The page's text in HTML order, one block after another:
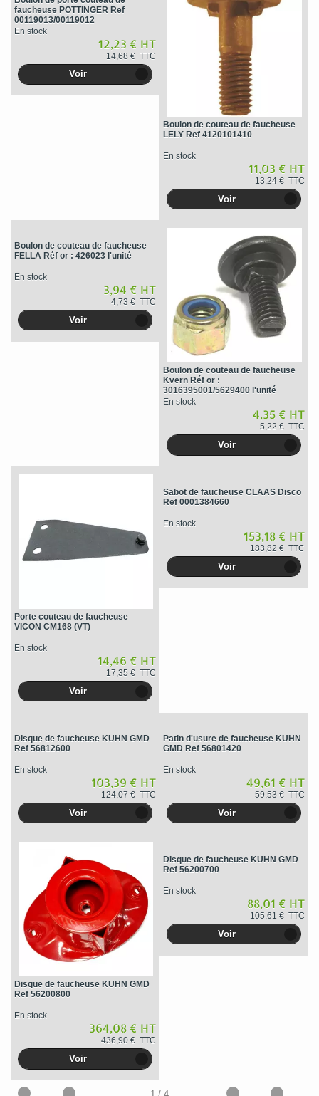
faucheuse POTTINGER Ref
00119013/00119012
En stock
12,23 € HT
14,68 € TTC
Voir
Boulon de couteau de faucheuse
LELY Ref 4120101410
En stock
11,03 € HT
13,24 € TTC
Voir
Boulon de couteau de faucheuse
FELLA Réf or : 426023 l'unité
En stock
3,94 € HT
4,73 € TTC
Voir
Boulon de couteau de faucheuse
Kvern Réf or :
3016395001/5629400 l'unité
En stock
4,35 € HT
5,22 € TTC
Voir
Porte couteau de faucheuse
VICON CM168 (VT)
En stock
14,46 € HT
17,35 € TTC
Voir
Sabot de faucheuse CLAAS Disco
Ref 0001384660
En stock
153,18 € HT
183,82 € TTC
Voir
Disque de faucheuse KUHN GMD
Ref 56812600
En stock
103,39 € HT
124,07 € TTC
Voir
Patin d'usure de faucheuse KUHN
GMD Ref 56801420
En stock
49,61 € HT
59,53 € TTC
Voir
Disque de faucheuse KUHN GMD
Ref 56200800
En stock
364,08 € HT
436,90 € TTC
Voir
Disque de faucheuse KUHN GMD
Ref 56200700
En stock
88,01 € HT
105,61 € TTC
Voir